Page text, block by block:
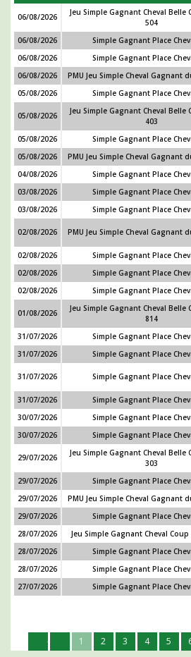
06/08/2026
Jeu Simple Gagnant Cheval Belle
504
06/08/2026 Simple Gagnant Place
06/08/2026
Simple Gagnant Place
06/08/2026
PMU Jeu Simple Cheval Gagnant
05/08/2026
Simple Gagnant Place
05/08/2026
Jeu Simple Gagnant Cheval Belle
403
05/08/2026 Simple Gagnant Place
05/08/2026
PMU Jeu Simple Cheval Gagnant
04/08/2026
Simple Gagnant Place
03/08/2026
Simple Gagnant Place
03/08/2026
Simple Gagnant Place
02/08/2026 PMU Jeu Simple Cheval Gagnant
02/08/2026
Simple Gagnant Place
02/08/2026
Simple Gagnant Place
02/08/2026
Simple Gagnant Place
01/08/2026
Jeu Simple Gagnant Cheval Belle
814
31/07/2026 Simple Gagnant Place
31/07/2026
Simple Gagnant Place
31/07/2026 Simple Gagnant Place
31/07/2026
Simple Gagnant Place
30/07/2026
Simple Gagnant Place
30/07/2026
Simple Gagnant Place
29/07/2026
Jeu Simple Gagnant Cheval Belle
303
29/07/2026 Simple Gagnant Place
29/07/2026
PMU Jeu Simple Cheval Gagnant
29/07/2026
Simple Gagnant Place
28/07/2026
Jeu Simple Gagnant Cheval
28/07/2026
Simple Gagnant Place
28/07/2026
Simple Gagnant Place
27/07/2026
Simple Gagnant Place
1 2 3 4 5